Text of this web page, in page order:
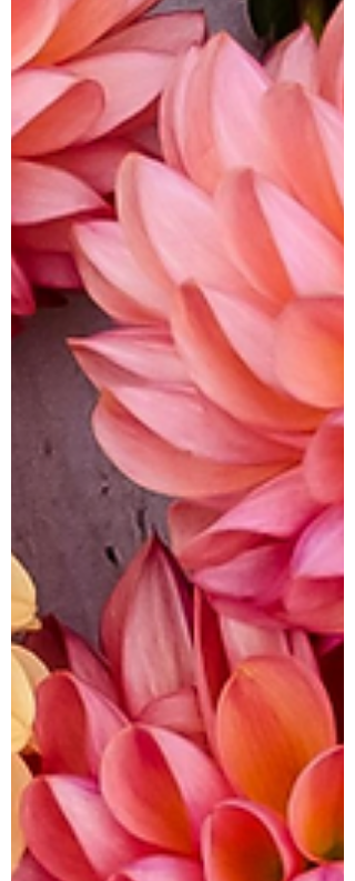
Quando você estuda sobre os buquês de
noiva e pesquisa quais são os tipos que
existem no mercado internacional
encontra uma grande...